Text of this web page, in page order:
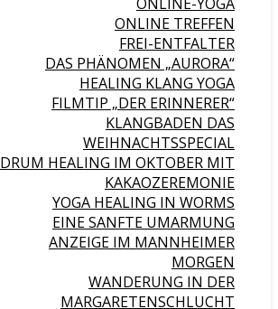
ONLINE TREFFEN
FREI-ENTFALTER
DAS PHÄNOMEN „AURORA“
HEALING KLANG YOGA
FILMTIP „DER ERINNERER“
KLANGBADEN DAS
WEIHNACHTSSPECIAL
DRUM HEALING IM OKTOBER MIT
KAKAOZEREMONIE
YOGA HEALING IN WORMS
EINE SANFTE UMARMUNG
ANZEIGE IM MANNHEIMER
MORGEN
WANDERUNG IN DER
MARGARETENSCHLUCHT